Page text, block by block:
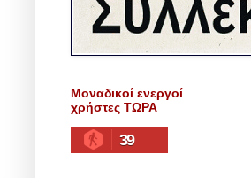
Μοναδικοί ενεργοί
χρήστες ΤΩΡΑ
39